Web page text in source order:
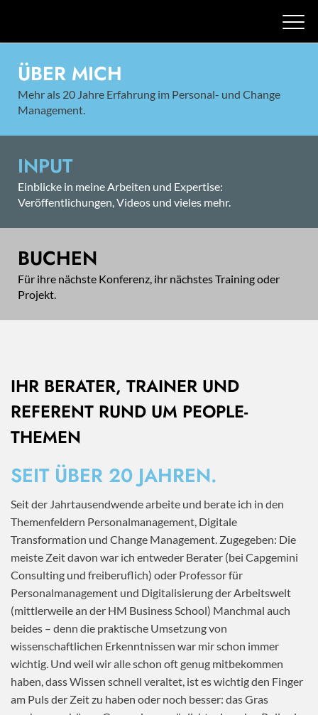
ÜBER MICH
Mehr als 20 Jahre Erfahrung im Personal- und Change
Management.
INPUT
Einblicke in meine Arbeiten und Expertise:
Veröffentlichungen, Videos und vieles mehr.
BUCHEN
Für ihre nächste Konferenz, ihr nächstes Training oder
Projekt.
IHR BERATER, TRAINER UND
REFERENT RUND UM PEOPLE-
THEMEN
SEIT ÜBER 20 JAHREN.
Seit der Jahrtausendwende arbeite und berate ich in den
Themenfeldern Personalmanagement, Digitale
Transformation und Change Management. Zugegeben: Die
meiste Zeit davon war ich entweder Berater (bei Capgemini
Consulting und freiberuflich) oder Professor für
Personalmanagement und Digitalisierung der Arbeitswelt
(mittlerweile an der HM Business School) Manchmal auch
beides – denn die praktische Umsetzung von
wissenschaftlichen Erkenntnissen war mir schon immer
wichtig. Und weil wir alle schon oft genug mitbekommen
haben, dass Wissen schnell veraltet, ist es wichtig den Finger
am Puls der Zeit zu haben oder noch besser: das Gras